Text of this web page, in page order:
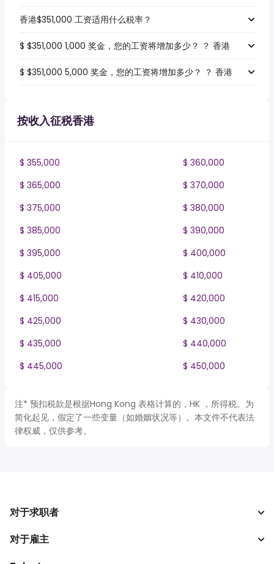
香港$351,000 工资适用什么税率？
$ $351,000 1,000 奖金，您的工资将增加多少？ ？ 香港
$ $351,000 5,000 奖金，您的工资将增加多少？ ？ 香港
按收入征税香港
$ 355,000
$ 360,000
$ 365,000
$ 370,000
$ 375,000
$ 380,000
$ 385,000
$ 390,000
$ 395,000
$ 400,000
$ 405,000
$ 410,000
$ 415,000
$ 420,000
$ 425,000
$ 430,000
$ 435,000
$ 440,000
$ 445,000
$ 450,000
注* 预扣税款是根据Hong Kong 表格计算的，HK ，所得税。为
简化起见，假定了一些变量（如婚姻状况等）。本文件不代表法
律权威，仅供参考。
对于求职者
搜索工作
对于雇主